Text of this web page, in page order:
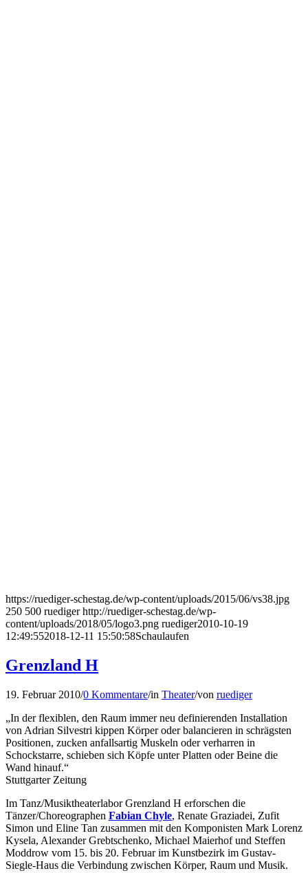
https://ruediger-schestag.de/wp-content/uploads/2015/06/vs38.jpg
250 500 ruediger http://ruediger-schestag.de/wp-
content/uploads/2018/05/logo3.png ruediger2010-10-19
12:49:552018-12-11 15:50:58Schaulaufen
Grenzland H
19. Februar 2010/0 Kommentare/in Theater/von ruediger
„In der flexiblen, den Raum immer neu definierenden Installation
von Adrian Silvestri kippen Körper oder balancieren in schrägsten
Positionen, zucken anfallsartig Muskeln oder verharren in
Schockstarre, schieben sich Köpfe unter Platten oder Beine die
Wand hinauf.“
Stuttgarter Zeitung
Im Tanz/Musiktheaterlabor Grenzland H erforschen die
Tänzer/Choreographen Fabian Chyle, Renate Graziadei, Zufit
Simon und Eline Tan zusammen mit den Komponisten Mark Lorenz
Kysela, Alexander Grebtschenko, Michael Maierhof und Steffen
Moddrow vom 15. bis 20. Februar im Kunstbezirk im Gustav-
Siegle-Haus die Verbindung zwischen Körper, Raum und Musik.